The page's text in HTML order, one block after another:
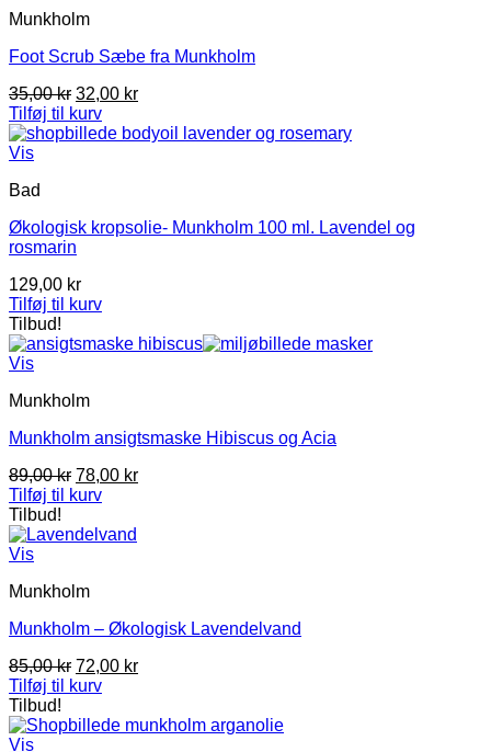
Munkholm
Foot Scrub Sæbe fra Munkholm
35,00kr Den
oprindelige
pris
32,00 krDen
pris
Tilføj til kurv
Vis
Bad
Økologisk kropsolie- Munkholm 100 ml. Lavendel og
rosmarin
129,00 kr
Tilføj til kurv
Tilbud!
Vis
Munkholm
Munkholm ansigtsmaske Hibiscus og Acia
89,00kr Den
oprindelige
var:
78,00 krDen
Tilføj til kurv
Tilbud!
Vis
Munkholm
Munkholm – Økologisk Lavendelvand
85,00kr Den
oprindelige
var:
72,00 krDen
er:
Tilføj til kurv
Tilbud!
Vis